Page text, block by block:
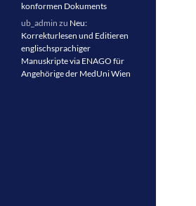
konformen Dokuments
ub_admin zu Neu:
Korrekturlesen und Editieren
englischsprachiger
Manuskripte via ENAGO für
Angehörige der MedUni Wien